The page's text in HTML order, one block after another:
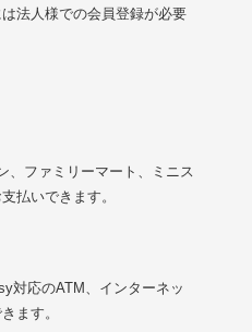
法人様での会員登録が必要
、ファミリーマート、ミニス
払いできます。
対応のATM、インターネッ
ます。